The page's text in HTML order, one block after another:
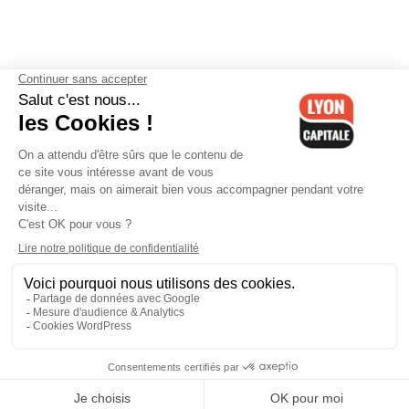
Contactez-nous-Mentions légales-CGV-Politique de
confidentialité-Gestion des cookies
Cedex 06